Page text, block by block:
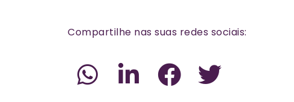
Compartilhe nas suas redes sociais: